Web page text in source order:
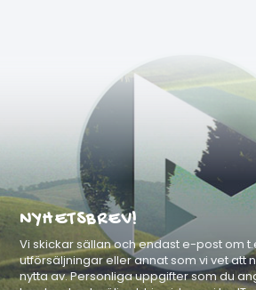
NYHETSBREV!
Vi skickar sällan och endast e-post om
utförsäljningar eller annat som vi vet att
nytta av. Personliga uppgifter som du